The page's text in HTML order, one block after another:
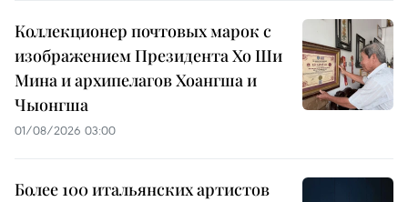
Коллекционер почтовых марок с
изображением Президента Хо Ши
Мина и архипелагов Хоангша и
Чыонгша
01/08/2026 03:00
Более 100 итальянских артистов